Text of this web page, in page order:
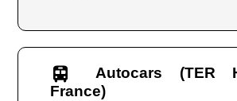
Autocars (TER
France)